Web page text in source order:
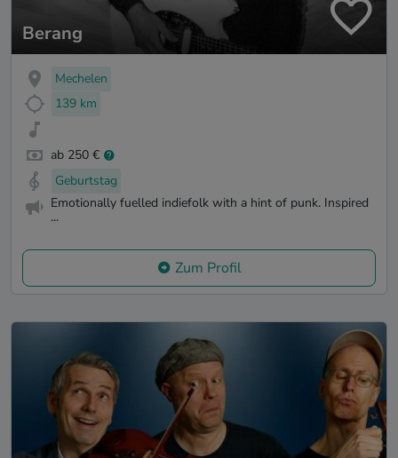
Berang
Mechelen
139 km
ab 250 €
Geburtstag
Emotionally fuelled indiefolk with a hint of punk. Inspired
...
Zum Profil